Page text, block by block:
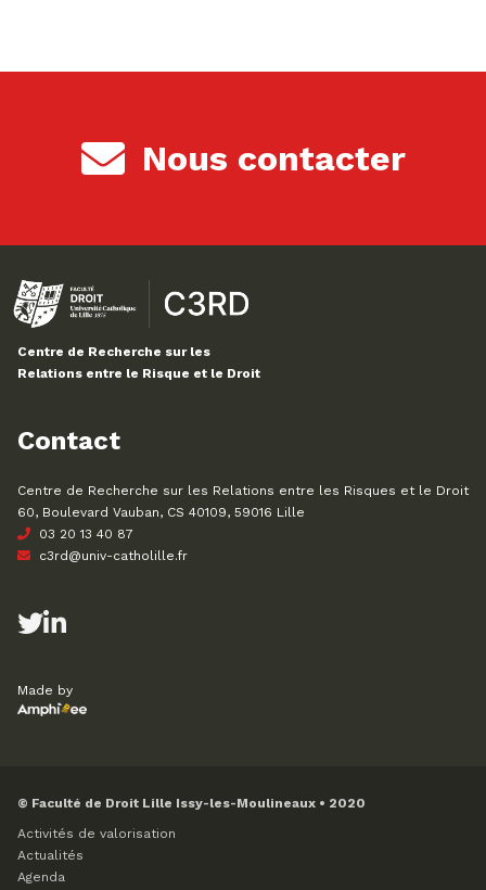
Nous contacter
Centre de Recherche sur les
Relations entre le Risque et le Droit
Contact
Centre de Recherche sur les Relations entre les Risques et le Droit
60, Boulevard Vauban, CS 40109, 59016 Lille
03 20 13 40 87
c3rd@univ-catholille.fr
Made by
© Faculté de Droit Lille Issy-les-Moulineaux • 2020
Activités de valorisation
Actualités
Agenda